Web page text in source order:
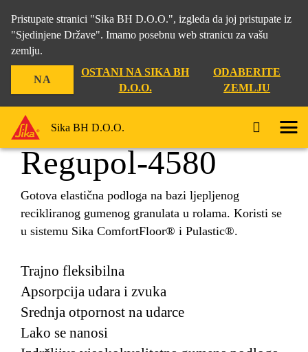
Pristupate stranici "Sika BH D.O.O.", izgleda da joj pristupate iz
"Sjedinjene Države". Imamo posebnu web stranicu za vašu
zemlju.
NA
OSTANI NA SIKA BH
D.O.O.
ODABERITE
ZEMLJU
Sika BH D.O.O.
... Regupol-4580
Regupol-4580
Gotova elastična podloga na bazi ljepljenog
recikliranog gumenog granulata u rolama. Koristi se
u sistemu Sika ComfortFloor® i Pulastic®.
Trajno fleksibilna
Apsorpcija udara i zvuka
Srednja otpornost na udarce
Lako se nanosi